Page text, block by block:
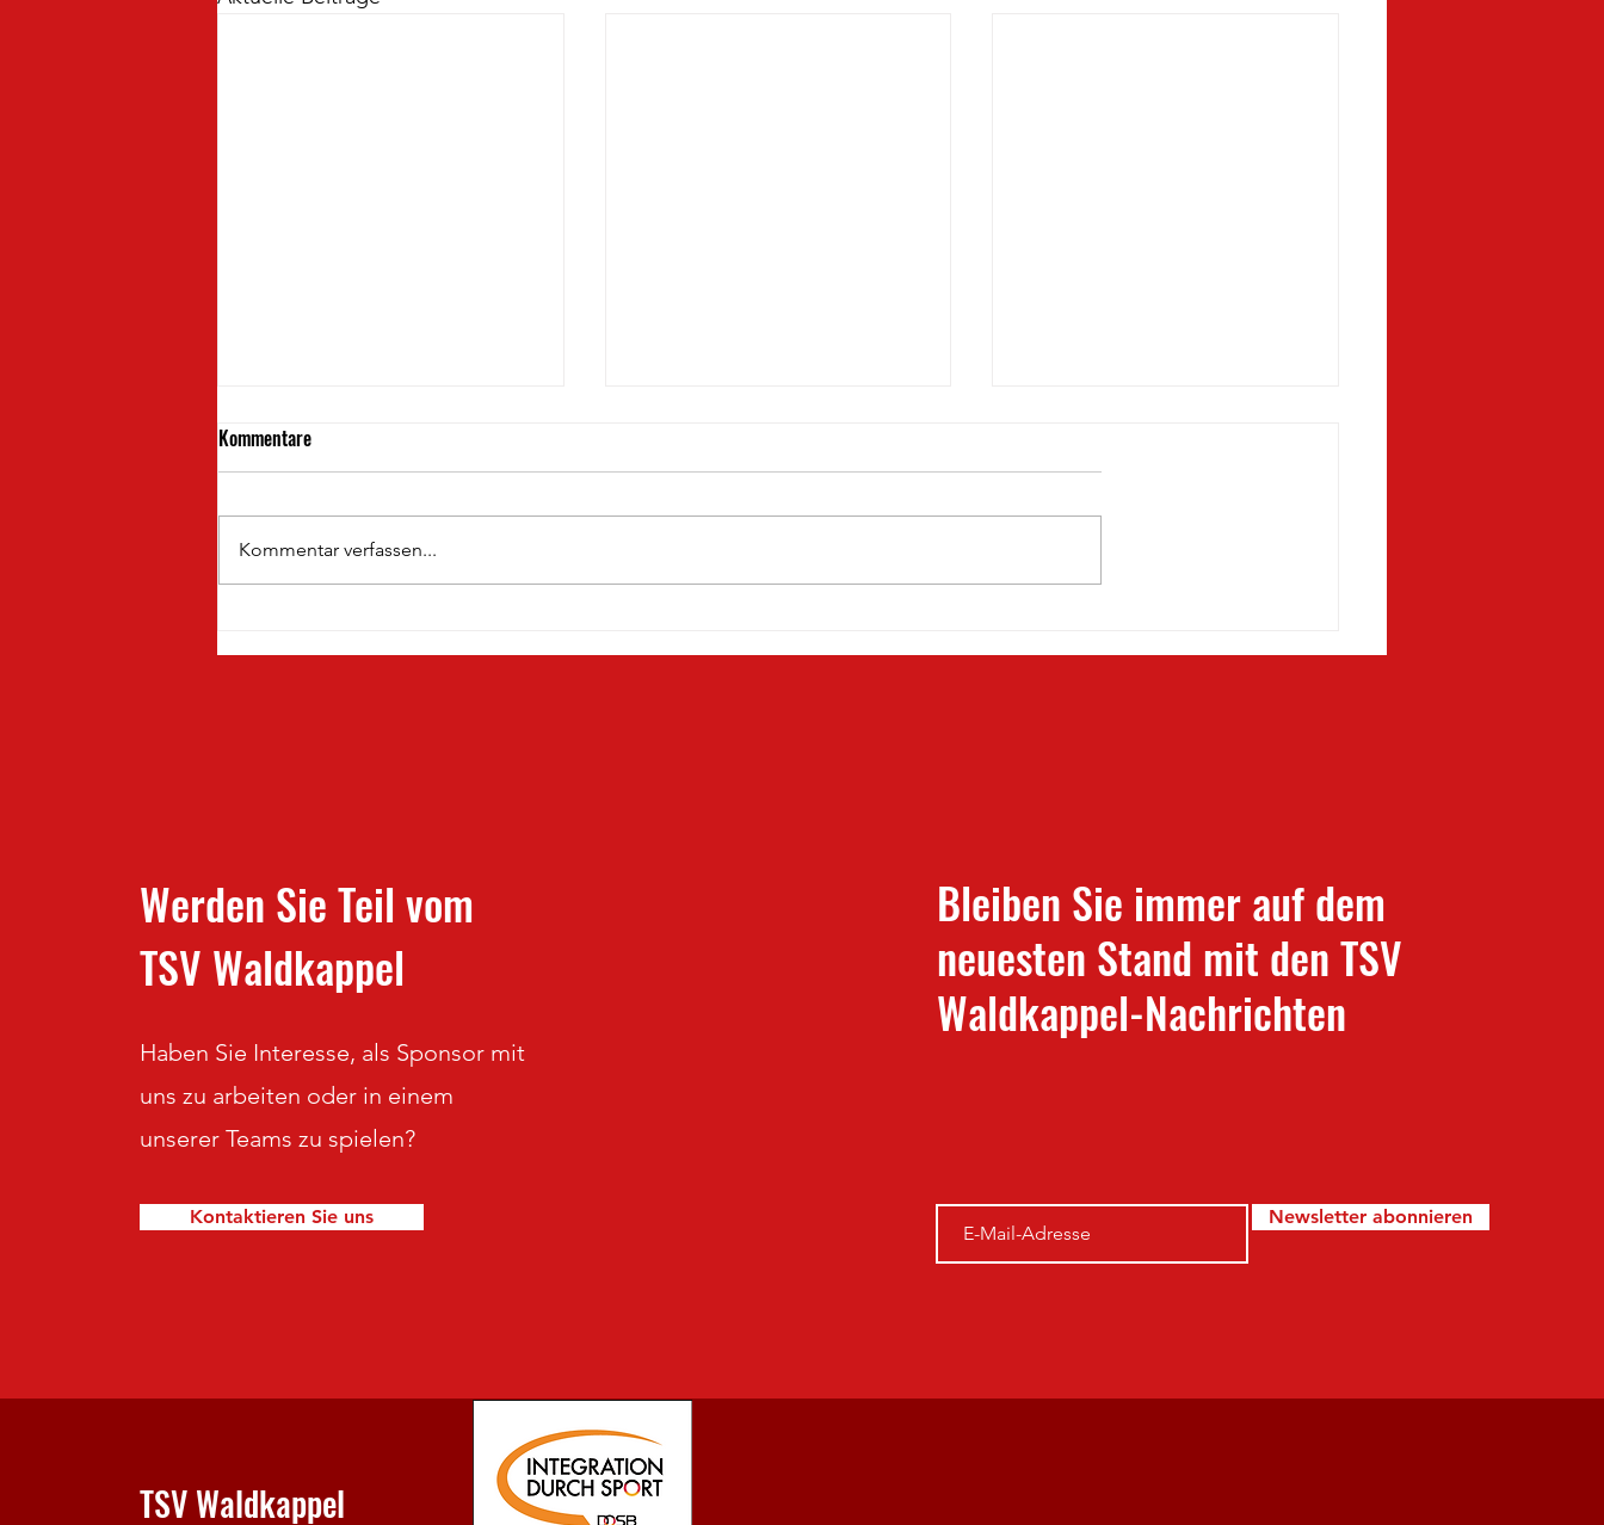
doppelt daheim
in der Reisetasche
am Sonntag
Kommentare
Kommentar verfassen...
Werden Sie Teil vom
TSV Waldkappel
Haben Sie Interesse, als Sponsor mit
uns zu arbeiten oder in einem
unserer Teams zu spielen?
Kontaktieren Sie uns
Bleiben Sie immer auf dem
neuesten Stand mit den TSV
Waldkappel-Nachrichten
Newsletter abonnieren
TSV Waldkappel